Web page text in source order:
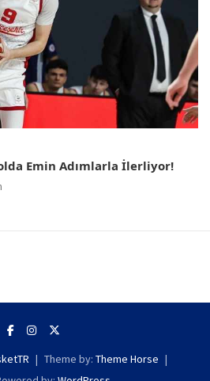
Emin Adımlarla İlerliyor!
Theme by: Theme Horse